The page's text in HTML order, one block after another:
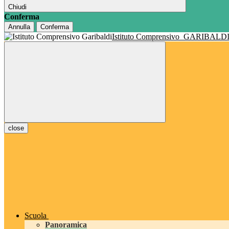
Chiudi
Conferma
Annulla Conferma
Istituto Comprensivo GARIBALDI
close
Scuola
Panoramica